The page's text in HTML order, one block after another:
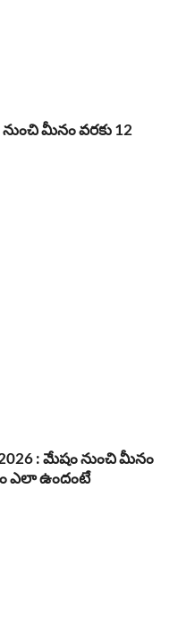
మీనం వరకు 12
2026 : మేషం నుంచి మీనం
ఎలా ఉందంటే